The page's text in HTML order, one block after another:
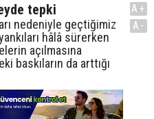
tepki
nedeniyle geçtiğimiz
hâlâ sürerken
açılmasına
baskıların da arttığı
A+
A-